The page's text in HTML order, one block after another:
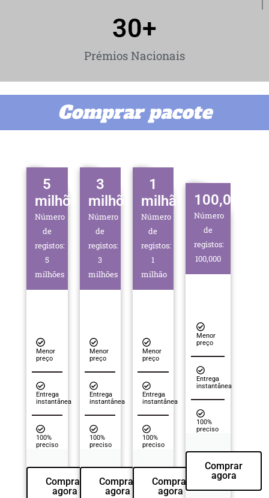
Prémios Nacionais
30+
Comprar pacote
5
milhões
Número
de
registos:
5
milhões
Menor
preço
Entrega
instantânea
100%
preciso
Comprar
agora
3
milhões
Número
de
registos:
3
milhões
Menor
preço
Entrega
instantânea
100%
preciso
Comprar
agora
1
milhão
Número
de
registos:
1
milhão
Menor
preço
Entrega
instantânea
100%
preciso
Comprar
agora
100,000
Número
de
registos:
100,000
Menor
preço
Entrega
instantânea
100%
preciso
Comprar
agora